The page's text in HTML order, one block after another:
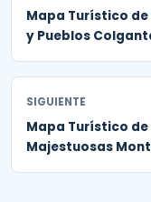
Mapa Turístico
y Pueblos
SIGUIENTE
Mapa Turístico de
Majestuosas